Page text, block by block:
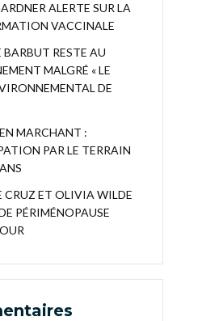
ALERTE SUR LA
VACCINALE
RESTE AU
MALGRÉ « LE
DE
MARCHANT :
PAR LE TERRAIN
CRUZ ET OLIVIA WILDE
PÉRIMÉNOPAUSE